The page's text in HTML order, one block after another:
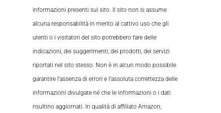
informazioni presenti sul sito. Il sito non si assume
alcuna responsabilità in merito al cattivo uso che gli
utenti o i visitatori del sito potrebbero fare delle
indicazioni, dei suggerimenti, dei prodotti, dei servizi
riportati nel sito stesso. Non è in alcun modo possibile
garantire l’assenza di errori e l’assoluta correttezza delle
informazioni divulgate né che le informazioni o i dati
risultino aggiornati. In qualità di affiliato Amazon,